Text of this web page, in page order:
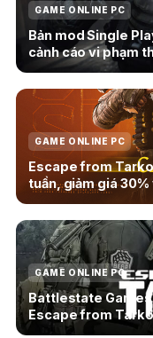
GAME ONLINE PC
Bản mod Single
cảnh cáo vi phạm
GAME ONLINE PC
Escape from
tuần, giảm giá 30%
GAME ONLINE PC
Battlestate
Escape from